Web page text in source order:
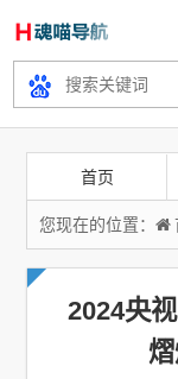
首页
您现在的位置：
2024央